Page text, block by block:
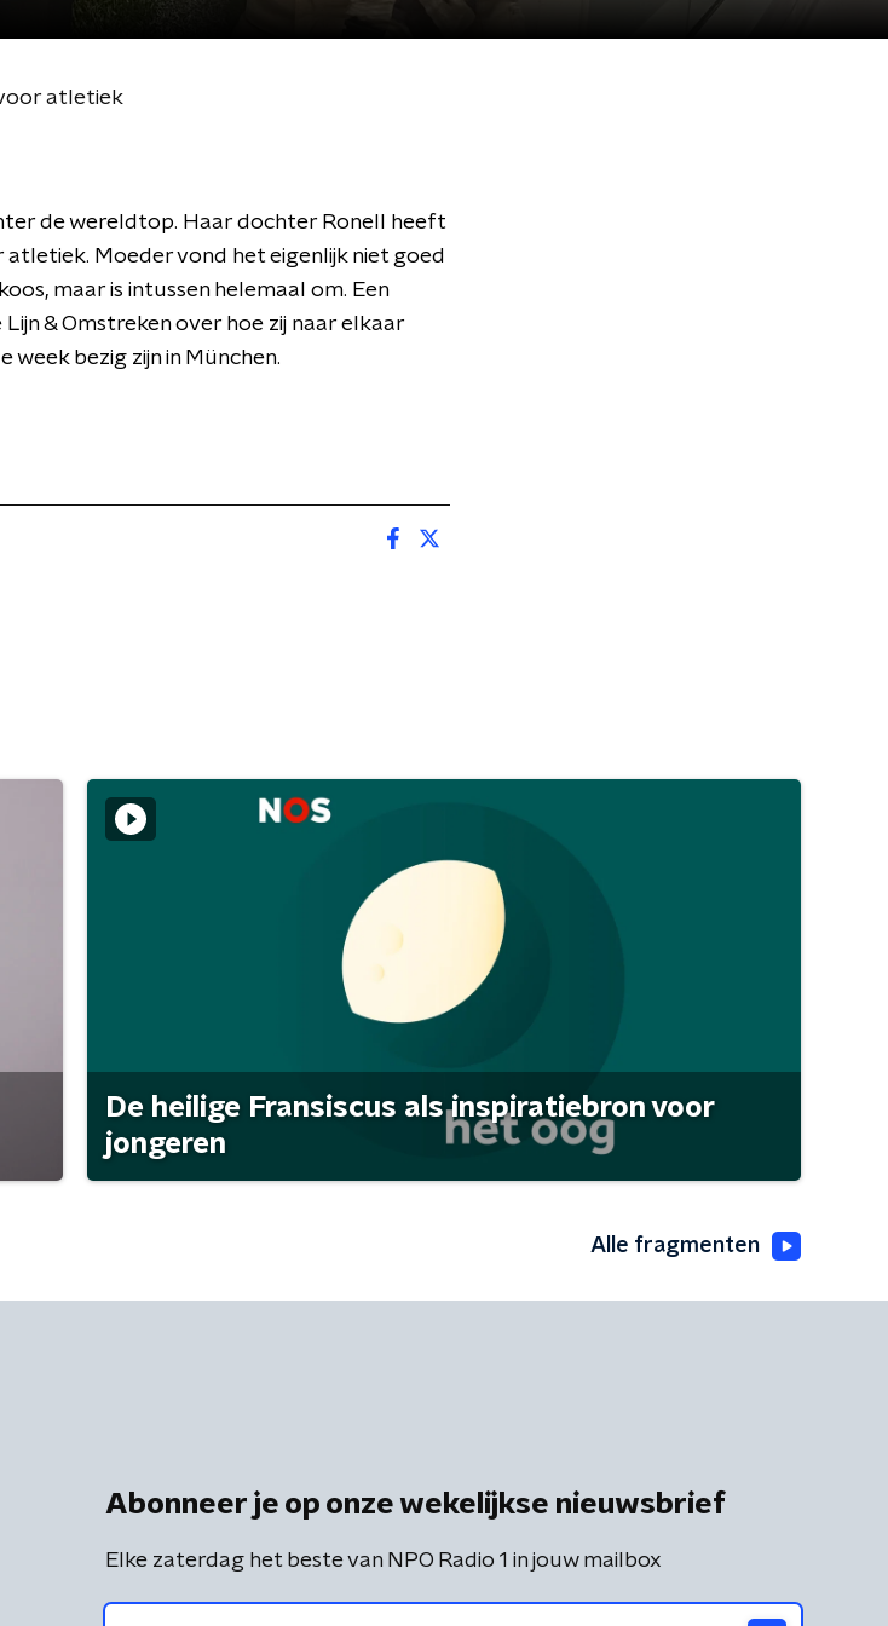
atletiek
de wereldtop. Haar dochter Ronell heeft
Moeder vond het eigenlijk niet goed
maar is intussen helemaal om. Een
& Omstreken over hoe zij naar elkaar
week bezig zijn in München.
De heilige Fransiscus als inspiratiebron voor
jongeren
Alle fragmenten
Abonneer je op onze wekelijkse nieuwsbrief
Elke zaterdag het beste van NPO Radio 1 in jouw mailbox